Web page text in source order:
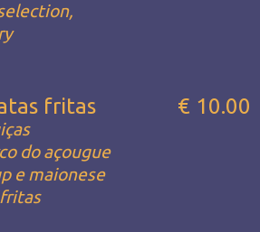
fritas
do açougue
e maionese
€ 10.00